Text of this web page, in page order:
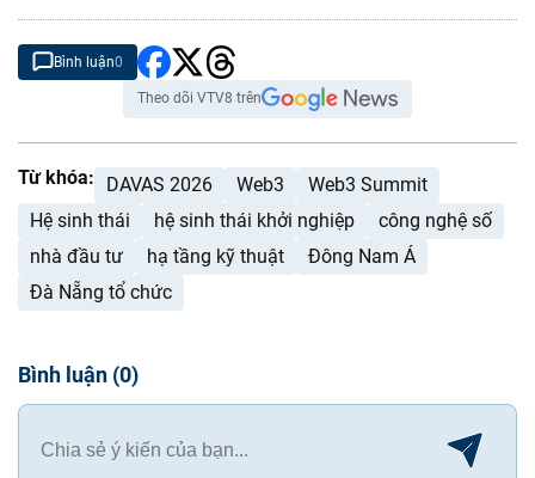
Bình luận0
Theo dõi VTV8 trên
Từ khóa: DAVAS 2026 Web3
Web3 Summit
Hệ sinh thái
hệ sinh thái khởi nghiệp
công nghệ số
nhà đầu tư
hạ tầng kỹ thuật
Đông Nam Á
Đà Nẵng tổ chức
Bình luận (0)